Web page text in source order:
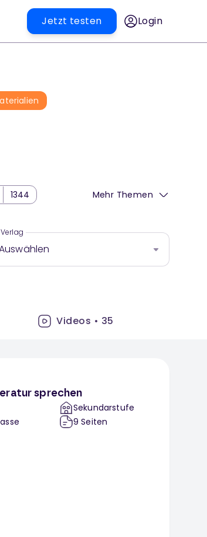
Jetzt testen Login
1344
Mehr Themen
Verlag
Videos • 35
sprechen
Sekundarstufe
9 Seiten